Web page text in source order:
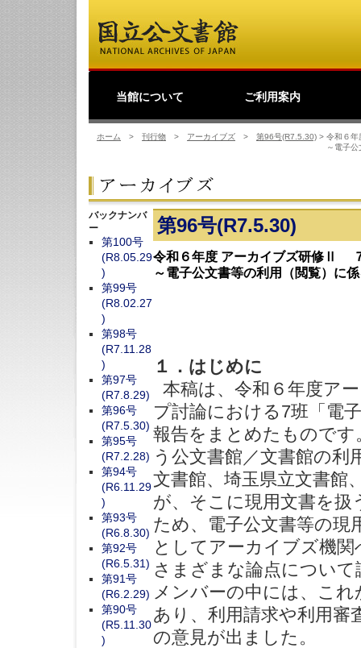
当館について
館長挨拶
事業理念
公文書館概要
業務・活動
歴史公文書等の移管か
ら利用まで
館主催見学会
調査・研究
研修・全国公文書館会
議
国際交流
ご利用案内
利用規則
閲覧室ご利用案内
写しの交付等のご案内
貸出しその他のご案内
取材のご案内
よくあるご質問
ショップ
友の会 デ
日
ホーム > 刊行物 > アーカイブズ > 第96号(R7.5.30) > 令和６
～電子
第96号(R7.5.30)
令和６年度 アーカイブズ研修Ⅱ
～電子公文書等の利用（閲覧）に
１．はじめに
本稿は、令和６年度ア
プ討論における7班「電
報告をまとめたものです
う公文書館／文書館の利
文書館、埼玉県立文書館
が、そこに現用文書を
ため、電子公文書等の現
としてアーカイブズ機
さまざまな論点につい
メンバーの中には、こ
あり、利用請求や利用審
の意見が出ました。
バックナンバ
ー
第100号
(R8.05.29
)
第99号
(R8.02.27
)
第98号
(R7.11.28
)
第97号
(R7.8.29)
第96号
(R7.5.30)
第95号
(R7.2.28)
第94号
(R6.11.29
)
第93号
(R6.8.30)
第92号
(R6.5.31)
第91号
(R6.2.29)
第90号
(R5.11.30
)